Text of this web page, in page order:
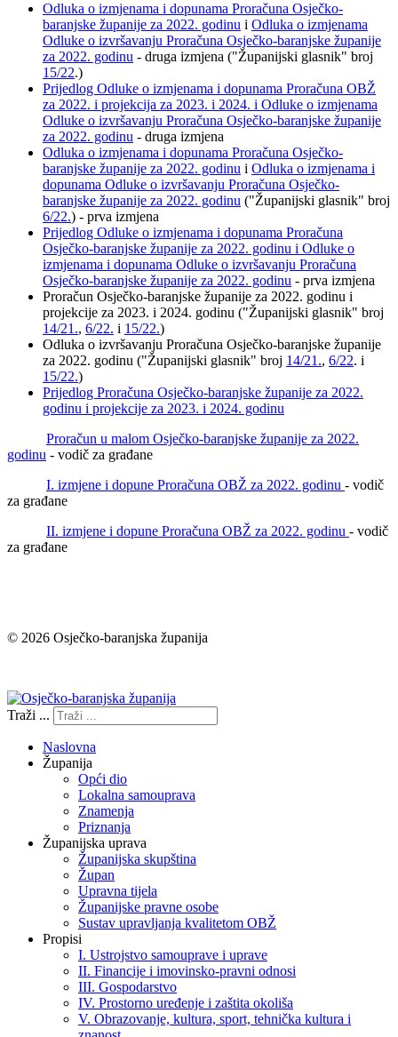
Odluka o izmjenama i dopunama Proračuna Osječko-
baranjske županije za 2022. godinu i Odluka o izmjenama
Odluke o izvršavanju Proračuna Osječko-baranjske županije
za 2022. godinu - druga izmjena ("Županijski glasnik" broj
15/22.)
Prijedlog Odluke o izmjenama i dopunama Proračuna OBŽ
za 2022. i projekcija za 2023. i 2024. i Odluke o izmjenama
Odluke o izvršavanju Proračuna Osječko-baranjske županije
za 2022. godinu - druga izmjena
Odluka o izmjenama i dopunama Proračuna Osječko-
baranjske županije za 2022. godinu i Odluka o izmjenama i
dopunama Odluke o izvršavanju Proračuna Osječko-
baranjske županije za 2022. godinu ("Županijski glasnik" broj
6/22.) - prva izmjena
Prijedlog Odluke o izmjenama i dopunama Proračuna
Osječko-baranjske županije za 2022. godinu i Odluke o
izmjenama i dopunama Odluke o izvršavanju Proračuna
Osječko-baranjske županije za 2022. godinu - prva izmjena
Proračun Osječko-baranjske županije za 2022. godinu i
projekcije za 2023. i 2024. godinu ("Županijski glasnik" broj
14/21., 6/22. i 15/22.)
Odluka o izvršavanju Proračuna Osječko-baranjske županije
za 2022. godinu ("Županijski glasnik" broj 14/21., 6/22. i
15/22.)
Prijedlog Proračuna Osječko-baranjske županije za 2022.
godinu i projekcije za 2023. i 2024. godinu
Proračun u malom Osječko-baranjske županije za 2022.
godinu - vodič za građane
I. izmjene i dopune Proračuna OBŽ za 2022. godinu - vodič
za građane
II. izmjene i dopune Proračuna OBŽ za 2022. godinu - vodič
za građane
© 2026 Osječko-baranjska županija
Traži ...
Naslovna
Županija
Opći dio
Lokalna samouprava
Znamenja
Priznanja
Županijska uprava
Županijska skupština
Župan
Upravna tijela
Županijske pravne osobe
Sustav upravljanja kvalitetom OBŽ
Propisi
I. Ustrojstvo samouprave i uprave
II. Financije i imovinsko-pravni odnosi
III. Gospodarstvo
IV. Prostorno uređenje i zaštita okoliša
V. Obrazovanje, kultura, sport, tehnička kultura i